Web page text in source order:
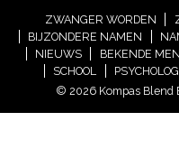
ZWANGER WORDEN
BIJZONDERE NAMEN
NIEUWS
BEKENDE
SCHOOL
© 2026 Kompas Blend